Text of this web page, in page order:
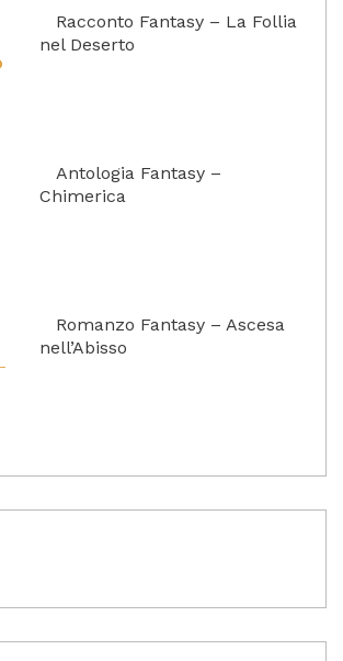
Racconto Fantasy – La Follia
nel Deserto
Antologia Fantasy –
Chimerica
Romanzo Fantasy – Ascesa
nell’Abisso